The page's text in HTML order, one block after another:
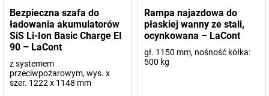
Bezpieczna szafa do
ładowania akumulatorów
SiS Li-Ion Basic Charge EI
90 – LaCont
z systemem
przeciwpożarowym, wys. x
szer. 1222 x 1148 mm
Rampa najazdowa do
płaskiej wanny ze stali,
ocynkowana – LaCont
gł. 1150 mm, nośność kółka:
500 kg